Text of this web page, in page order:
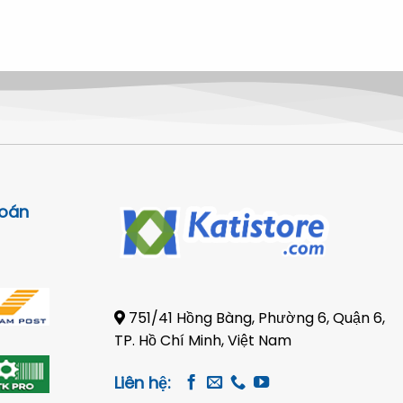
751/41 Hồng Bàng, Phường 6, Quận 6,
TP. Hồ Chí Minh, Việt Nam
Liên hệ: